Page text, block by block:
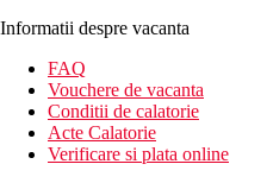
Informatii despre vacanta
FAQ
Vouchere de vacanta
Conditii de calatorie
Acte Calatorie
Verificare si plata online